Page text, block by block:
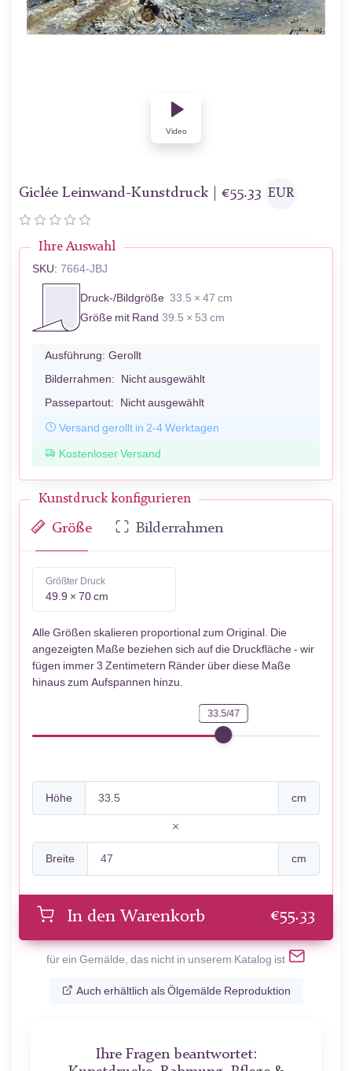
Video
Giclée Leinwand-Kunstdruck | €55.33 EUR
Ihre Auswahl
SKU: 7664-JBJ
Druck-/Bildgröße 33.5 × 47 cm
Größe mit Rand 39.5 × 53 cm
Ausführung: Gerollt
Bilderrahmen: Nicht ausgewählt
Passepartout: Nicht ausgewählt
Versand gerollt in 2-4 Werktagen
Kostenloser Versand
Kunstdruck konfigurieren
Größe Bilderrahmen
Größter Druck
49.9 × 70 cm
Alle Größen skalieren proportional zum Original. Die
angezeigten Maße beziehen sich auf die Druckfläche - wir
fügen immer 3 Zentimetern Ränder über diese Maße
hinaus zum Aufspannen hinzu.
33.5/47
Höhe cm
Breite cm
In den Warenkorb €55.33
für ein Gemälde, das nicht in unserem Katalog ist
Auch erhältlich als Ölgemälde Reproduktion
Ihre Fragen beantwortet: